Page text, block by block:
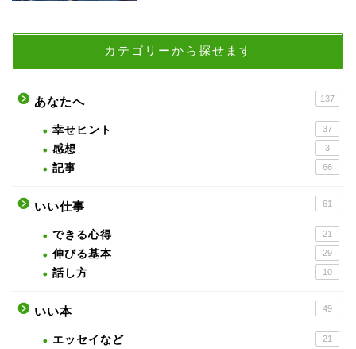
カテゴリーから探せます
あなたへ 137
幸せヒント 37
感想 3
記事 66
いい仕事 61
できる心得 21
伸びる基本 29
話し方 10
いい本 49
エッセイなど 21